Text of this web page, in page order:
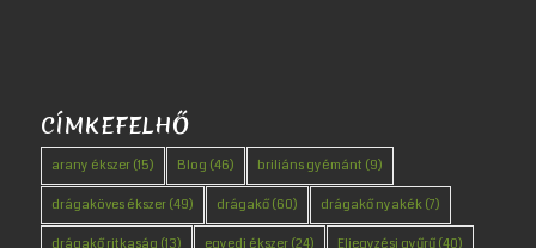
CÍMKEFELHŐ
arany ékszer(15) Blog (46) briliáns gyémánt (9)
drágaköves ékszer(49) drágakő(60) drágakő nyakék(7)
drágakő ritkaság (13) egyedi ékszer(24) Eljegyzési gyűrű(40)